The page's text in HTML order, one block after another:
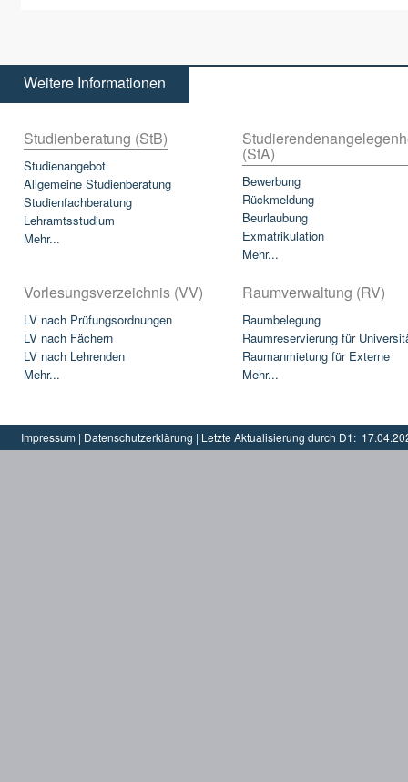
Weitere Informationen
Studienberatung (StB)
Studienangebot
Allgemeine Studienberatung
Studienfachberatung
Lehramtsstudium
Mehr...
(StA)
Bewerbung
Rückmeldung
Beurlaubung
Exmatrikulation
Mehr...
Vorlesungsverzeichnis (VV)
LV nach Prüfungsordnungen
LV nach Fächern
LV nach Lehrenden
Mehr...
Raumverwaltung (RV)
Raumbelegung
Raumreservierung für
Raumanmietung für Externe
Mehr...
Impressum | Datenschutzerklärung | Letzte Aktualisierung durch D1: